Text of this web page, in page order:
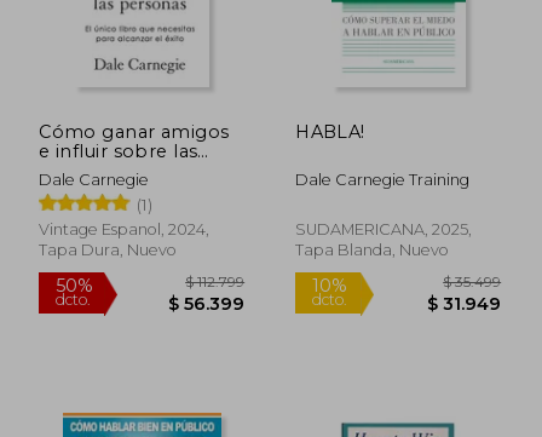
Cómo ganar amigos
e influir sobre las
personas (Edición de
regalo)
Dale Carnegie
(1)
Vintage Espanol, 2024,
Tapa Dura, Nuevo
HABLA!
Dale Carnegie Training
SUDAMERICANA, 2025,
Tapa Blanda, Nuevo